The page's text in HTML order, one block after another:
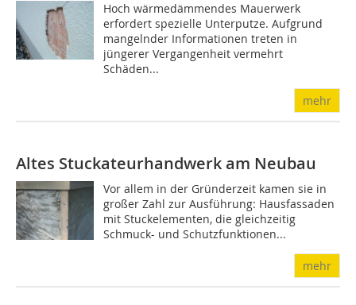
Hoch wärmedämmendes Mauerwerk
erfordert spezielle Unterputze. Aufgrund
mangelnder Informationen treten in
jüngerer Vergangenheit vermehrt
Schäden...
mehr
Altes Stuckateurhandwerk am Neubau
Vor allem in der Gründerzeit kamen sie in
großer Zahl zur Ausführung: Hausfassaden
mit Stuckelementen, die gleichzeitig
Schmuck- und Schutzfunktionen...
mehr